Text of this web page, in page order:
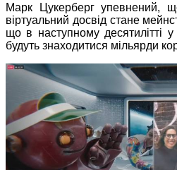
Марк Цукерберг упевнений,
віртуальний досвід стане
що в наступному десятилітті у
будуть знаходитися мільярди